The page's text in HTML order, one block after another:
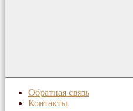
Обратная связь
Контакты